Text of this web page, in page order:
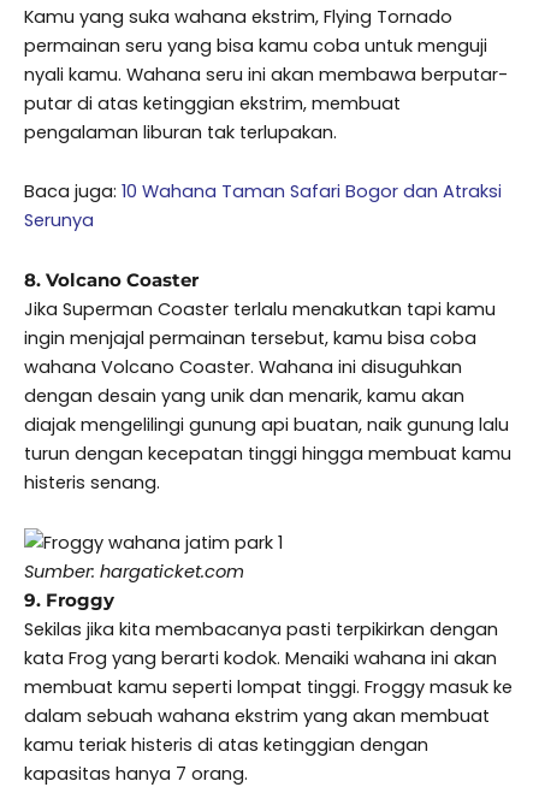
Kamu yang suka wahana ekstrim, Flying Tornado
permainan seru yang bisa kamu coba untuk menguji
nyali kamu. Wahana seru ini akan membawa berputar-
putar di atas ketinggian ekstrim, membuat
pengalaman liburan tak terlupakan.
Baca juga: 10 Wahana Taman Safari Bogor dan Atraksi
Serunya
8. Volcano Coaster
Jika Superman Coaster terlalu menakutkan tapi kamu
ingin menjajal permainan tersebut, kamu bisa coba
wahana Volcano Coaster. Wahana ini disuguhkan
dengan desain yang unik dan menarik, kamu akan
diajak mengelilingi gunung api buatan, naik gunung lalu
turun dengan kecepatan tinggi hingga membuat kamu
histeris senang.
Sumber: hargaticket.com
9. Froggy
Sekilas jika kita membacanya pasti terpikirkan dengan
kata Frog yang berarti kodok. Menaiki wahana ini akan
membuat kamu seperti lompat tinggi. Froggy masuk ke
dalam sebuah wahana ekstrim yang akan membuat
kamu teriak histeris di atas ketinggian dengan
kapasitas hanya 7 orang.